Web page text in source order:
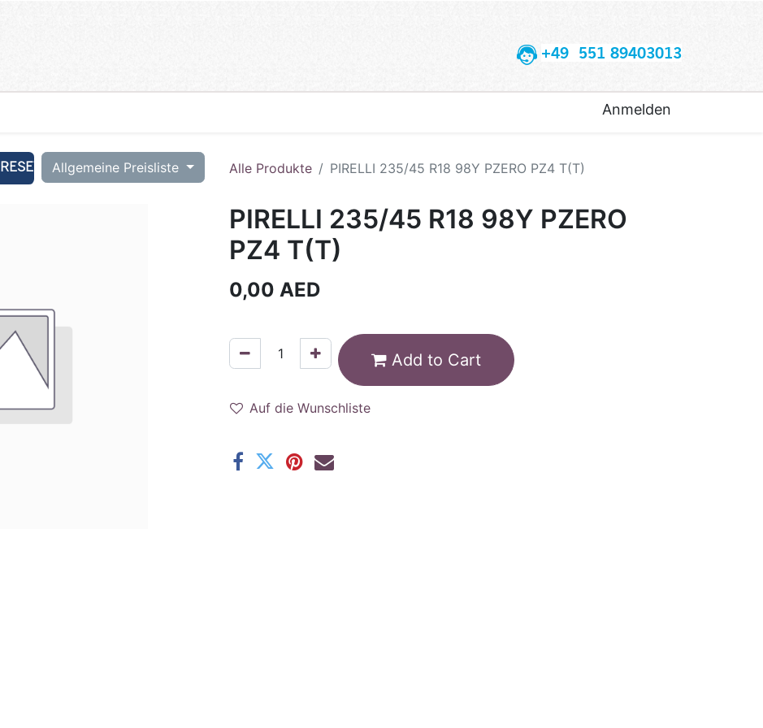
+49 551 89403013
Anmelden
RESET Allgemeine Preisliste Alle Produkte PIRELLI 235/45 R18 98Y PZERO PZ4 T(T)
PIRELLI 235/45 R18 98Y PZERO
PZ4 T(T)
0,00 AED
Add to Cart
Auf die Wunschliste